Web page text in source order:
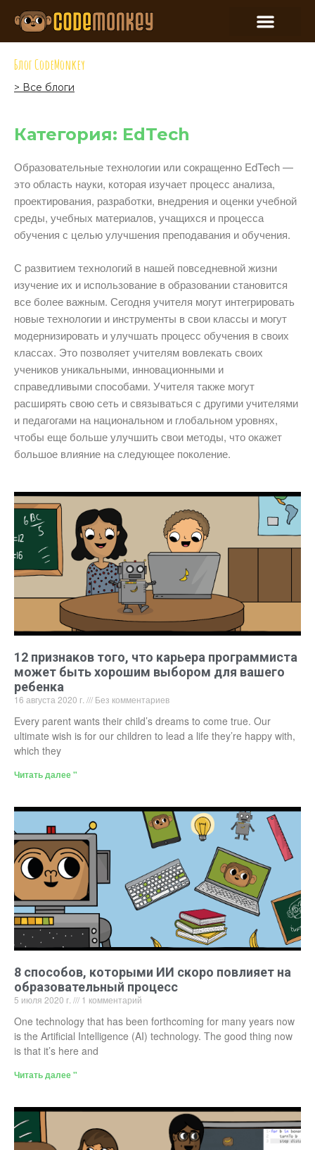
Блог CodeMonkey
> Все блоги
Категория: EdTech
Образовательные технологии или сокращенно EdTech —
это область науки, которая изучает процесс анализа,
проектирования, разработки, внедрения и оценки учебной
среды, учебных материалов, учащихся и процесса
обучения с целью улучшения преподавания и обучения.
С развитием технологий в нашей повседневной жизни
изучение их и использование в образовании становится
все более важным. Сегодня учителя могут интегрировать
новые технологии и инструменты в свои классы и могут
модернизировать и улучшать процесс обучения в своих
классах. Это позволяет учителям вовлекать своих
учеников уникальными, инновационными и
справедливыми способами. Учителя также могут
расширять свою сеть и связываться с другими учителями
и педагогами на национальном и глобальном уровнях,
чтобы еще больше улучшить свои методы, что окажет
большое влияние на следующее поколение.
12 признаков того, что карьера программиста
может быть хорошим выбором для вашего
ребенка
16 августа 2020 г. Без комментариев
Every parent wants their child’s dreams to come true. Our
ultimate wish is for our children to lead a life they’re happy with,
which they
Читать далее "
8 способов, которыми ИИ скоро повлияет на
образовательный процесс
5 июля 2020 г. 1 комментарий
One technology that has been forthcoming for many years now
is the Artificial Intelligence (AI) technology. The good thing now
is that it’s here and
Читать далее "